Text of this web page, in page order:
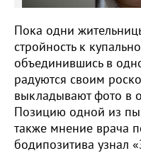
Пока одни
стройность к
объединившись в
радуются своим
выкладывают фото в
Позицию одной из
также мнение врача
бодипозитива узнал